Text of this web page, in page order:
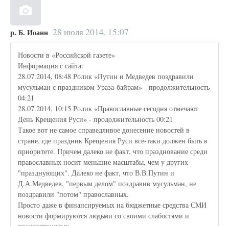
р. Б. Иоанн 28 июля 2014, 15:07
Новости в «Российской газете»
Информация с сайта:
28.07.2014, 08:48 Ролик «Путин и Медведев поздравили
мусульман с праздником Ураза-байрам» - продолжительность
04:21
28.07.2014, 10:15 Ролик «Православные сегодня отмечают
День Крещения Руси» - продолжительность 00:21
Такое вот не самое справедливое донесение новостей в
стране, где праздник Крещения Руси всё-таки должен быть в
приоритете. Причем далеко не факт, что празднование среди
православных носит меньшие масштабы, чем у других
"празднующих". Далеко не факт, что В.В.Путин и
Д.А.Медведев, "первым делом" поздравив мусульман, не
поздравили "потом" православных.
Просто даже в финансируемых на бюджетные средства СМИ
новости формируются людьми со своими слабостями и